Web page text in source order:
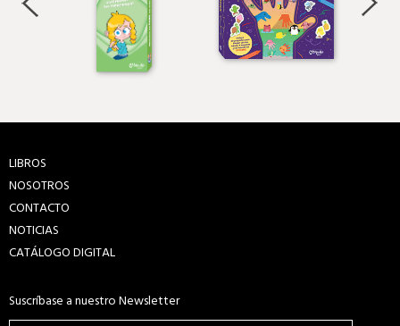
LIBROS
NOSOTROS
CONTACTO
NOTICIAS
CATÁLOGO DIGITAL
Suscríbase a nuestro Newsletter